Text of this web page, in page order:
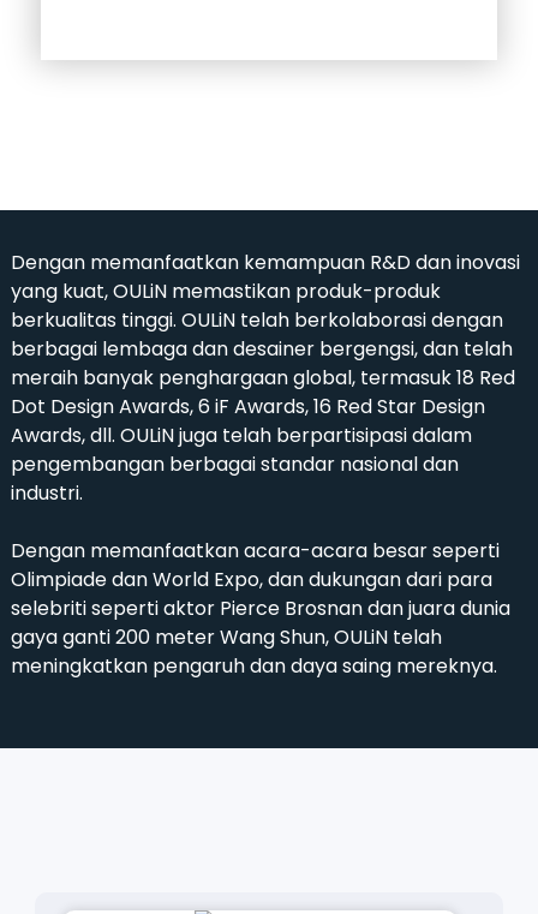
Dengan memanfaatkan kemampuan R&D dan inovasi
yang kuat, OULiN memastikan produk-produk
berkualitas tinggi. OULiN telah berkolaborasi dengan
berbagai lembaga dan desainer bergengsi, dan telah
meraih banyak penghargaan global, termasuk 18 Red
Dot Design Awards, 6 iF Awards, 16 Red Star Design
Awards, dll. OULiN juga telah berpartisipasi dalam
pengembangan berbagai standar nasional dan
industri.
Dengan memanfaatkan acara-acara besar seperti
Olimpiade dan World Expo, dan dukungan dari para
selebriti seperti aktor Pierce Brosnan dan juara dunia
gaya ganti 200 meter Wang Shun, OULiN telah
meningkatkan pengaruh dan daya saing mereknya.